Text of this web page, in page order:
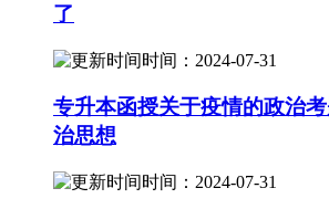
了
时间：2024-07-31
专升本函授关于疫情的政治
治思想
时间：2024-07-31